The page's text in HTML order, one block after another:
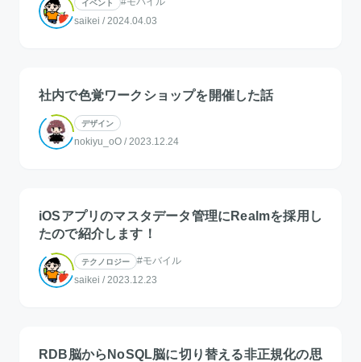
イベント
saikei / 2024.04.03
社内で色覚ワークショップを開催した話
デザイン
nokiyu_oO / 2023.12.24
iOSアプリのマスタデータ管理にRealmを採用し
たので紹介します！
テクノロジー
#モバイル
saikei / 2023.12.23
RDB脳からNoSQL脳に切り替える非正規化の思